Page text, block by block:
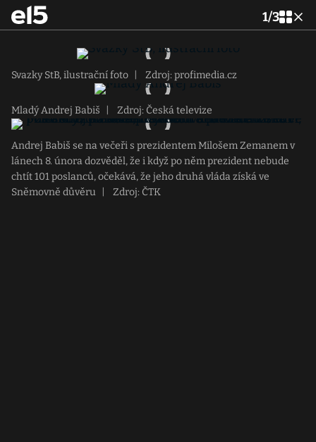
1/3
Svazky StB, ilustrační foto Zdroj: profimedia.cz
Mladý Andrej Babiš Zdroj: Česká televize
Andrej Babiš se na večeři s prezidentem Milošem Zemanem v
lánech 8. února dozvěděl, že i když po něm prezident nebude
chtít 101 poslanců, očekává, že jeho druhá vláda získá ve
Sněmovně důvěru
Zdroj: ČTK